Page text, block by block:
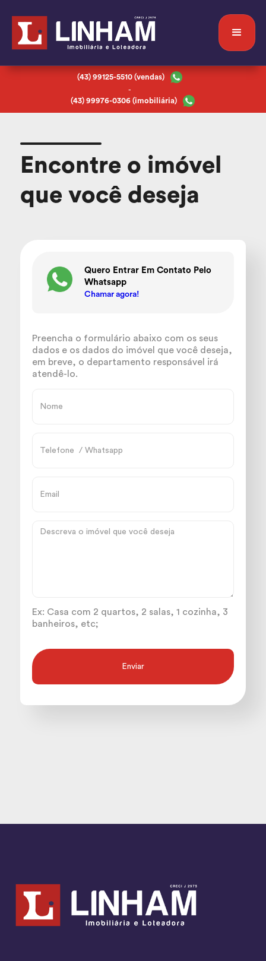
(43) 99125-5510 (vendas)
-
(43) 99976-0306 (imobiliária)
Encontre o imóvel
que você deseja
Quero Entrar Em Contato Pelo
Whatsapp
Chamar agora!
Preencha o formulário abaixo com os seus
dados e os dados do imóvel que você deseja,
em breve, o departamento responsável irá
atendê-lo.
Ex: Casa com 2 quartos, 2 salas, 1 cozinha, 3
banheiros, etc;